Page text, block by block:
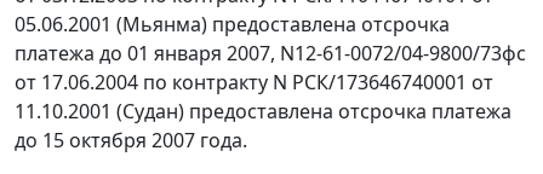
05.06.2001 (Мьянма) предоставлена отсрочка
платежа до 01 января 2007, N12-61-0072/04-9800/73фс
от 17.06.2004 по контракту N РСК/173646740001 от
11.10.2001 (Судан) предоставлена отсрочка платежа
до 15 октября 2007 года.